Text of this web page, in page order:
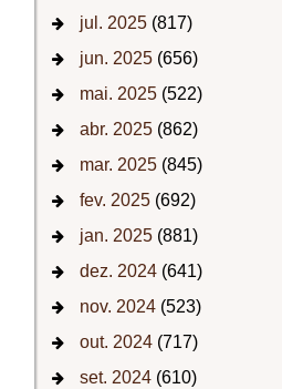
jul. 2025(817)
jun. 2025(656)
mai. 2025(522)
abr. 2025(862)
mar. 2025(845)
fev. 2025(692)
jan. 2025(881)
dez. 2024(641)
nov. 2024(523)
out. 2024(717)
set. 2024(610)